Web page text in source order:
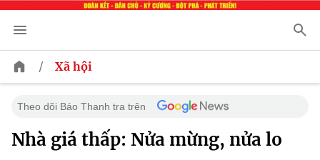
/ Xã hội
Theo dõi Báo Thanh tra trên
Nhà giá thấp: Nửa mừng, nửa lo